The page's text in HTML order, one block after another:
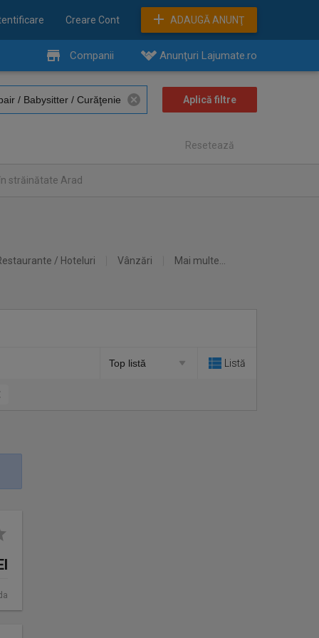
Creare Cont ADAUGĂ ANUNŢ
Companii Anunţuri Lajumate.ro
Resetează
străinătate Arad
/ Hoteluri Vânzări Mai multe...
Listă